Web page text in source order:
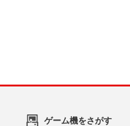
ゲーム機をさがす